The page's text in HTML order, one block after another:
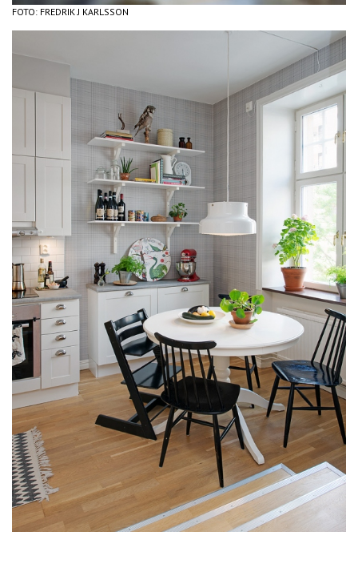
FOTO: FREDRIK J KARLSSON